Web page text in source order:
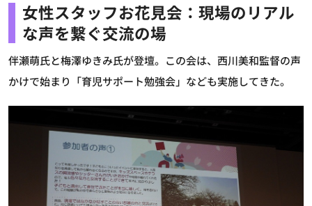
女性スタッフお花見会：現場のリアル
な声を繋ぐ交流の場
伴瀬萌氏と梅澤ゆきみ氏が登壇。この会は、西川美和監督の声
かけで始まり「育児サポート勉強会」なども実施してきた。